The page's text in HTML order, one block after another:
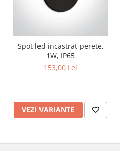
Statii Incarcare Electrice
Brate + accesorii
Stalpi Decorativi
Spot led incastrat perete,
1W, IP65
153,00 Lei
VEZI VARIANTE